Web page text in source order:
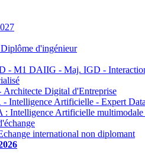
d'ingénieur
- M1 DAIIG - Maj. IGD -
Architecte Digital d'Entreprise
Intelligence Artificielle - Expert
: Intelligence Artificielle multimodale
international non diplomant